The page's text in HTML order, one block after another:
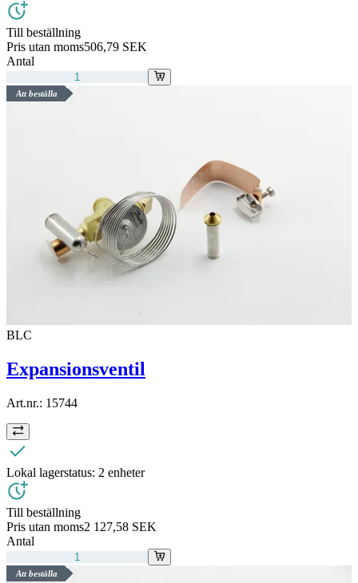
Till beställning
Pris utan moms506,79 SEK
Antal
Att beställa
BLC
Expansionsventil
Art.nr.: 15744
Lokal lagerstatus: 2 enheter
Till beställning
Pris utan moms2 127,58 SEK
Antal
Att beställa